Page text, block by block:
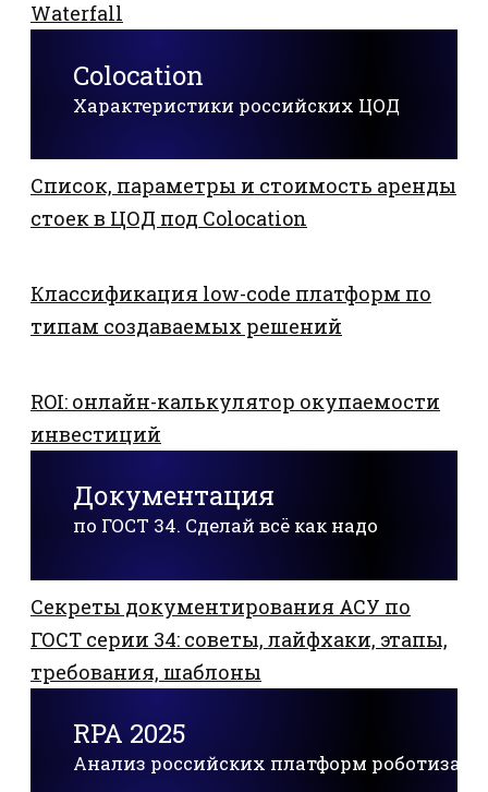
Waterfall
Colocation
Характеристики российских ЦОД
Список, параметры и стоимость аренды
стоек в ЦОД под Colocation
Классификация low-code платформ по
типам создаваемых решений
ROI: онлайн-калькулятор окупаемости
инвестиций
Документация
по ГОСТ 34. Сделай всё как надо
Секреты документирования АСУ по
ГОСТ серии 34: советы, лайфхаки, этапы,
требования, шаблоны
RPA 2025
Анализ российских платформ